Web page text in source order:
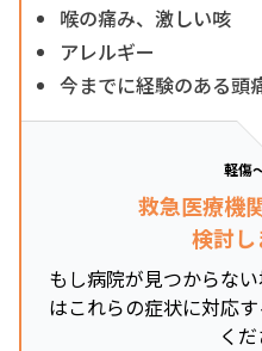
喉の痛み、激しい咳
アレルギー
今までに経験のある頭
軽傷
救急医療機
検討し
もし病院が見つからな
はこれらの症状に対応
くだ